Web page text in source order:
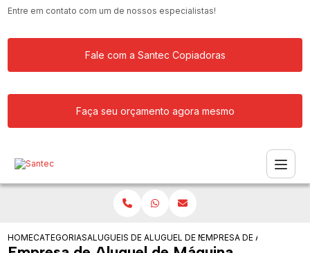
Entre em contato com um de nossos especialistas!
Fale com a Santec Copiadoras
Faça seu orçamento agora mesmo
HOMECATEGORIASALUGUEIS DE COPIADORASALUGUEL DE MAQUINA COPIADORA
EMPRESA DE ALUGUEL